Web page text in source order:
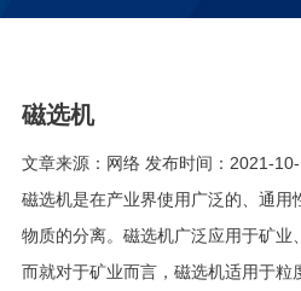
磁选机
文章来源：网络 发布时间：2021-
磁选机是在产业界使用广泛的、通
物质的分离。磁选机广泛应用于矿业
而就对于矿业而言，磁选机适用于